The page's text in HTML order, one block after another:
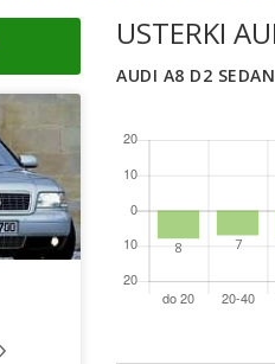
USTERKI
AUDI A8 D2